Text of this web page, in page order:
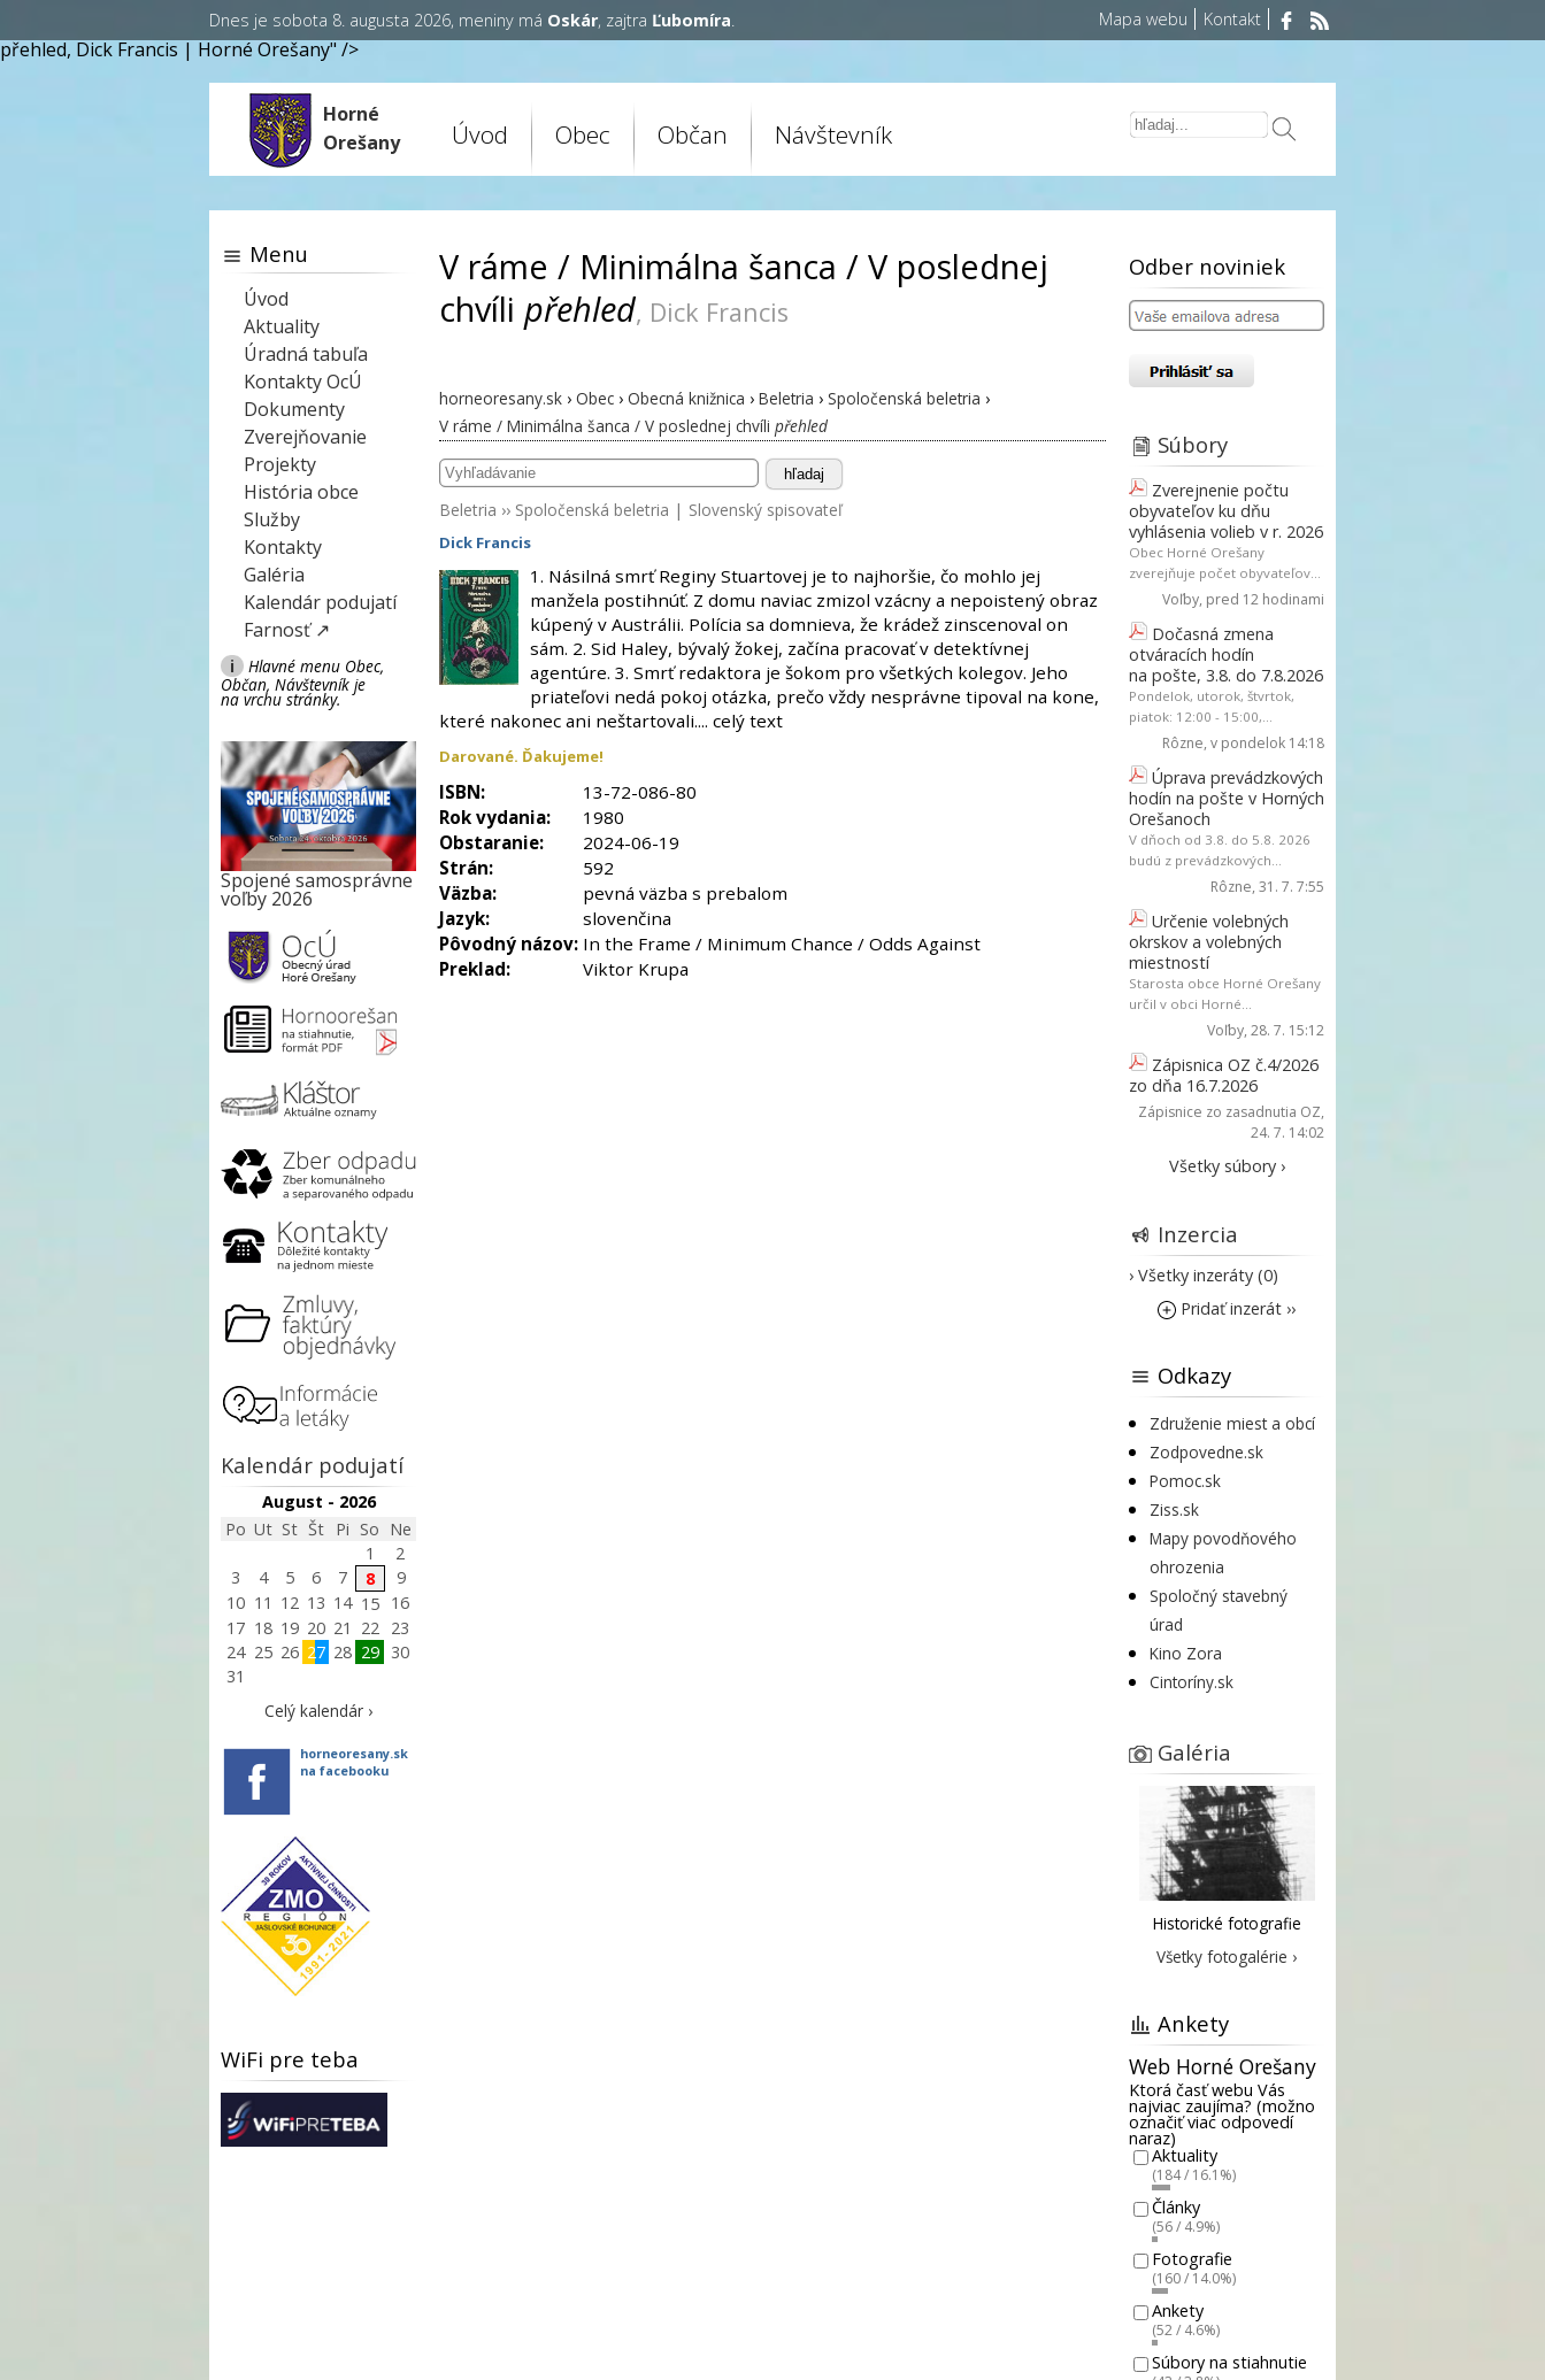
přehled, Dick Francis | Horné Orešany" />
Dnes je sobota 8. augusta 2026, meniny má Oskár, zajtra Ľubomíra. Mapa webu Kontakt
Horné
Orešany
Úvod Obec Občan Návštevník
V ráme / Minimálna šanca / V poslednej
chvíli přehled, Dick Francis
horneoresany.sk › Obec › Obecná knižnica › Beletria › Spoločenská beletria ›
V ráme / Minimálna šanca / V poslednej chvíli přehled
hľadaj
Beletria ›› Spoločenská beletria | Slovenský spisovateľ
Dick Francis
1. Násilná smrť Reginy Stuartovej je to najhoršie, čo mohlo jej
manžela postihnúť. Z domu naviac zmizol vzácny a nepoistený obraz
kúpený v Austrálii. Polícia sa domnieva, že krádež zinscenoval on
sám. 2. Sid Haley, bývalý žokej, začína pracovať v detektívnej
agentúre. 3. Smrť redaktora je šokom pro všetkých kolegov. Jeho
priateľovi nedá pokoj otázka, prečo vždy nesprávne tipoval na kone,
které nakonec ani neštartovali.... celý text
Darované. Ďakujeme!
ISBN:
13-72-086-80
Rok vydania:
1980
Obstaranie:
2024-06-19
Strán:
592
Väzba:
pevná väzba s prebalom
Jazyk:
slovenčina
Pôvodný názov: In the Frame / Minimum Chance / Odds Against
Preklad:
Viktor Krupa
Menu
Úvod
Aktuality
Úradná tabuľa
Kontakty OcÚ
Dokumenty
Zverejňovanie
Projekty
História obce
Služby
Kontakty
Galéria
Kalendár podujatí
Farnosť ↗
i
Hlavné menu Obec,
Občan, Návštevník je
na vrchu stránky.
Spojené samosprávne
voľby 2026
Kalendár podujatí
August - 2026
Po Ut St Št Pi So Ne
1
2
3
4 5 6 7 8
9
10 11 12 13 14 15
16
17 18 19 20 21 22
23
24 25 26 27 28 29
30
31
Celý kalendár ›
horneoresany.sk
na facebooku
WiFi pre teba
Odber noviniek
Súbory
Zverejnenie počtu
obyvateľov ku dňu
vyhlásenia volieb v r. 2026
Obec Horné Orešany
zverejňuje počet obyvateľov...
Voľby, pred 12 hodinami
Dočasná zmena
otváracích hodín
na pošte, 3.8. do 7.8.2026
Pondelok, utorok, štvrtok,
piatok: 12:00 - 15:00,...
Rôzne, v pondelok 14:18
Úprava prevádzkových
hodín na pošte v Horných
Orešanoch
V dňoch od 3.8. do 5.8. 2026
budú z prevádzkových...
Rôzne, 31. 7. 7:55
Určenie volebných
okrskov a volebných
miestností
Starosta obce Horné Orešany
určil v obci Horné...
Voľby, 28. 7. 15:12
Zápisnica OZ č.4/2026
zo dňa 16.7.2026
Zápisnice zo zasadnutia OZ,
24. 7. 14:02
Všetky súbory ›
Inzercia
› Všetky inzeráty (0)
Pridať inzerát ››
Odkazy
Združenie miest a obcí
Zodpovedne.sk
Pomoc.sk
Ziss.sk
Mapy povodňového
ohrozenia
Spoločný stavebný
úrad
Kino Zora
Cintoríny.sk
Galéria
Historické fotografie
Všetky fotogalérie ›
Ankety
Web Horné Orešany
Ktorá časť webu Vás
najviac zaujíma? (možno
označiť viac odpovedí
naraz)
Aktuality
(184 / 16.1%)
Články
(56 / 4.9%)
Fotografie
(160 / 14.0%)
Ankety
(52 / 4.6%)
Súbory na stiahnutie